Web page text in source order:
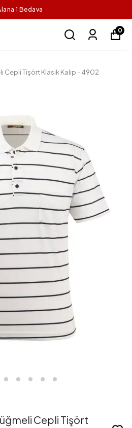
1 Bedava
0
Cepli Tişört Klasik Kalıp - 4902
Cepli Tişört